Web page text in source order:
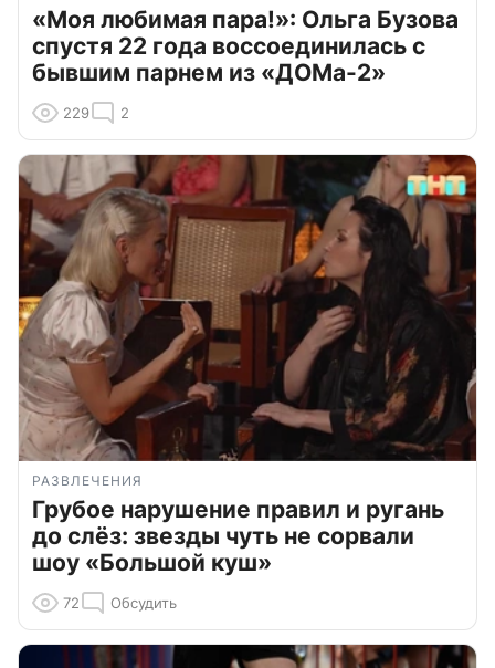
«Моя любимая пара!»: Ольга Бузова
спустя 22 года воссоединилась с
бывшим парнем из «ДОМа-2»
229 2
РАЗВЛЕЧЕНИЯ
Грубое нарушение правил и ругань
до слёз: звезды чуть не сорвали
шоу «Большой куш»
72 Обсудить